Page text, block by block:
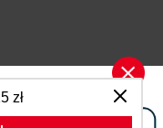
i pliku
ZA POMOCĄ
51
65
MULTIUSER
zł